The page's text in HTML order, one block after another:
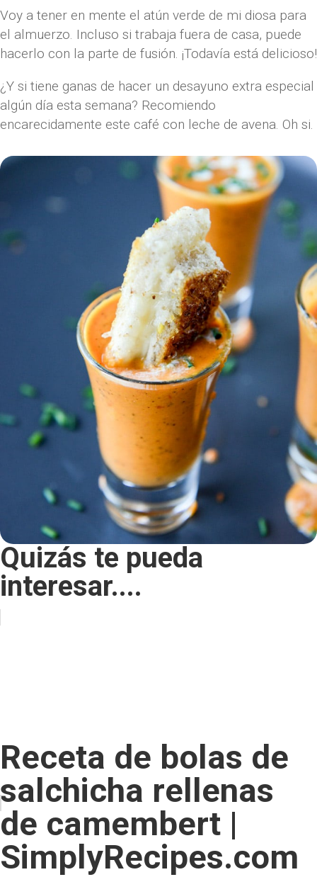
Voy a tener en mente el atún verde de mi diosa para
el almuerzo. Incluso si trabaja fuera de casa, puede
hacerlo con la parte de fusión. ¡Todavía está delicioso!
¿Y si tiene ganas de hacer un desayuno extra especial
algún día esta semana? Recomiendo
encarecidamente este café con leche de avena. Oh si.
Quizás te pueda
interesar....
Receta de bolas de
salchicha rellenas
de camembert |
SimplyRecipes.com